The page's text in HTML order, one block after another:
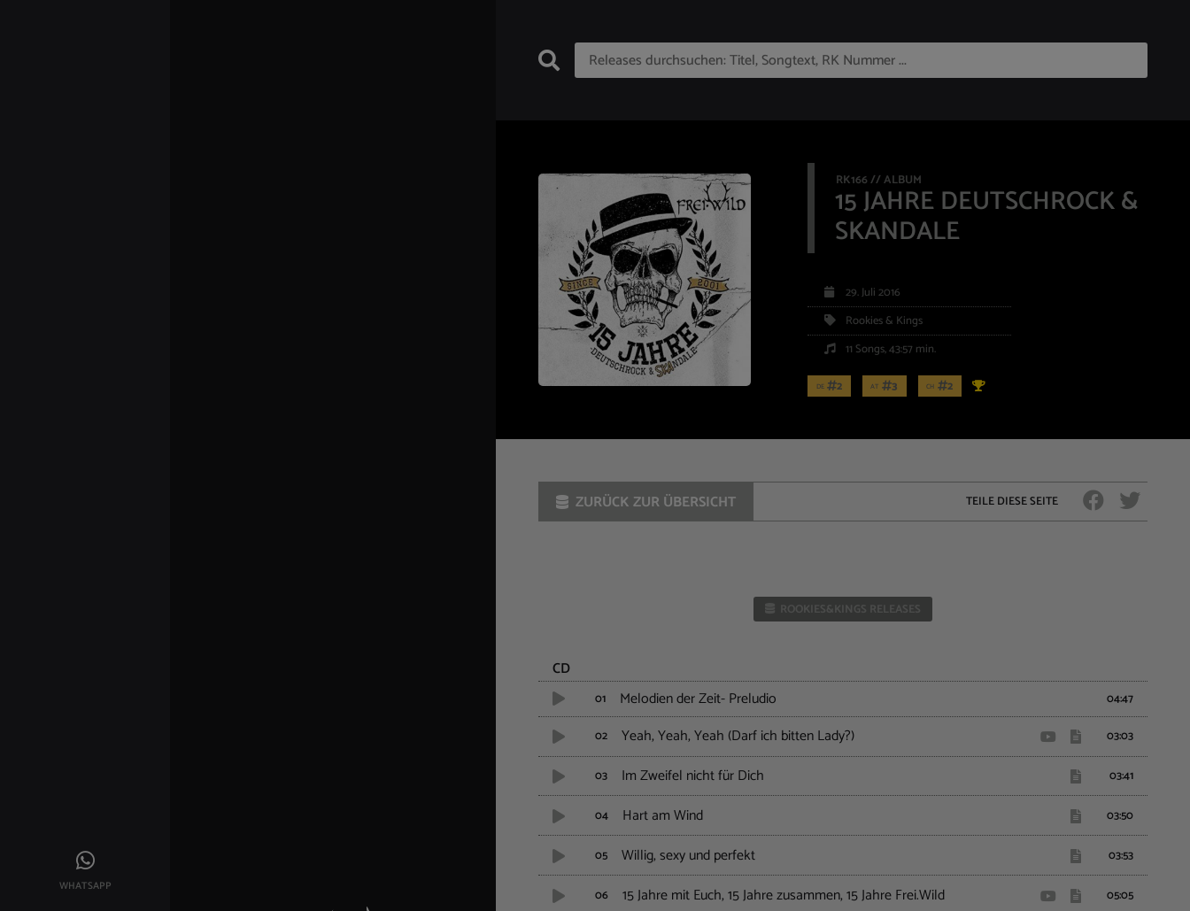
WHATSAPP
RK166 // ALBUM
15 JAHRE DEUTSCHROCK &
SKANDALE
29. Juli 2016
Rookies & Kings
11 Songs, 43:57 min.
DE 2 AT 3 CH 2
ZURÜCK ZUR ÜBERSICHT TEILE DIESE SEITE
ROOKIES&KINGS RELEASES
CD
01 Melodien der Zeit- Preludio 04:47
02 Yeah, Yeah, Yeah (Darf ich bitten Lady?) 03:03
03 Im Zweifel nicht für Dich 03:41
04 Hart am Wind 03:50
05 Willig, sexy und perfekt 03:53
06 15 Jahre mit Euch, 15 Jahre zusammen, 15 Jahre Frei.Wild 05:05